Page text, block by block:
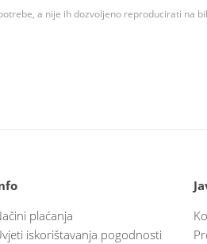
a nije ih dozvoljeno reproducirati na
plaćanja
iskorištavanja pogodnosti